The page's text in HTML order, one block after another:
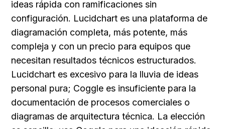
ideas rápida con ramificaciones sin
configuración. Lucidchart es una plataforma de
diagramación completa, más potente, más
compleja y con un precio para equipos que
necesitan resultados técnicos estructurados.
Lucidchart es excesivo para la lluvia de ideas
personal pura; Coggle es insuficiente para la
documentación de procesos comerciales o
diagramas de arquitectura técnica. La elección